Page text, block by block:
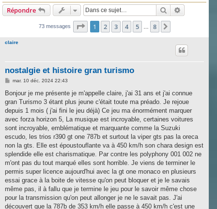
Répondre Rechercher
73 messages Page 1sur8
1 2 3 4 5 8
claire
nostalgie et histoire gran turismo
M
s
a
g
e
mar. 10 déc. 2024 22:43
Bonjour je me présente je m'appelle claire, j'ai 31 ans et j'ai connue
gran Turismo 3 étant plus jeune c'était toute ma préado. Je rejoue
depuis 1 mois ( j'ai fini le jeu déjà) Ce jeu ma énormément marquer
avec forza horizon 5, La musique est incroyable, certaines voitures
sont incroyable, emblématique et marquante comme la Suzuki
escudo, les trios r390 gt one 787b et surtout la viper gts pas la oreca
non la gts. Elle est époustouflante va à 450 km/h son chara design est
splendide elle est charismatique. Par contre les polyphony 001 002 ne
m'ont pas du tout marqué elles sont horrible. Je viens de terminer le
permis super licence aujourd'hui avec la gt one monaco en plusieurs
essai grace à la boite de vitesse qu'on peut bloquer et je le savais
même pas, il à fallu que je termine le jeu pour le savoir même chose
pour la transmission qu'on peut allonger je ne le savait pas. J'ai
découvert que la 787b de 353 km/h elle passe à 450 km/h c'est une